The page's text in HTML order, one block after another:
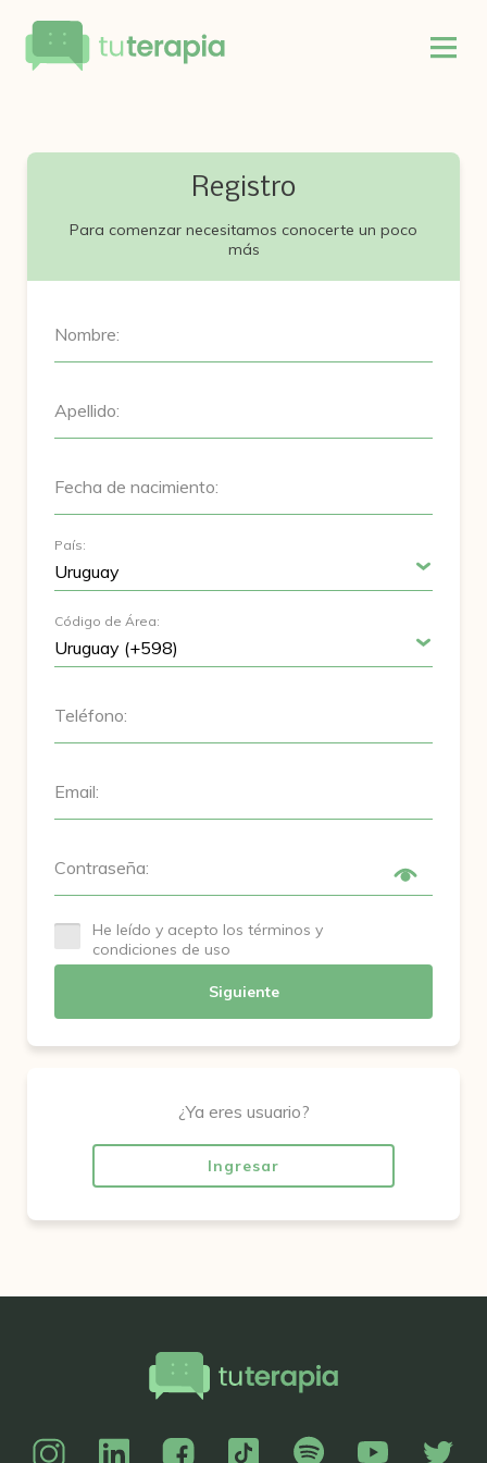
Registro
Para comenzar necesitamos conocerte un poco
más
Nombre:
Apellido:
Fecha de nacimiento:
País:
Código de Área:
Teléfono:
Email:
Contraseña:
He leído y acepto los términos y
condiciones de uso
Siguiente
¿Ya eres usuario?
Ingresar